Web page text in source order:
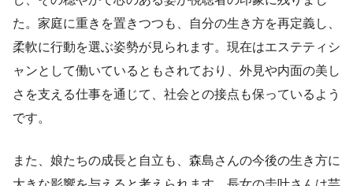
た。家庭に重きを置きつつも、自分の生き方を再定義し、
柔軟に行動を選ぶ姿勢が見られます。現在はエステティシ
ャンとして働いているともされており、外見や内面の美し
さを支える仕事を通じて、社会との接点も保っているよう
です。
また、娘たちの成長と自立も、森島さんの今後の生き方に